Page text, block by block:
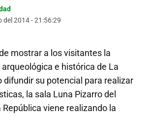
del 2014 - 21:56:29
mostrar a los visitantes la
e histórica de La
difundir su potencial para realizar
la sala Luna Pizarro del
República viene realizando la